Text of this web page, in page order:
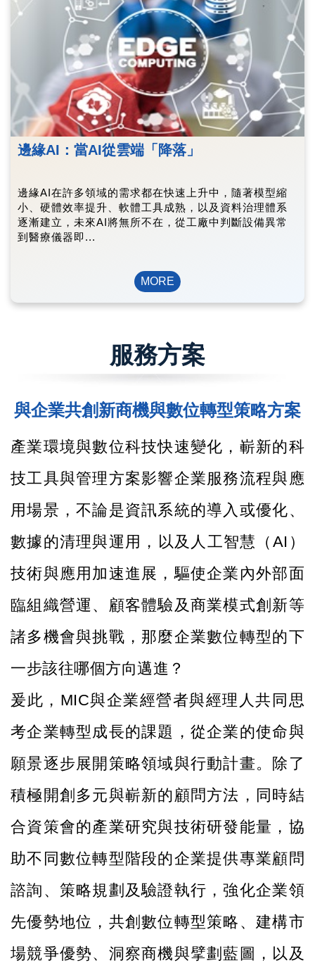
邊緣AI：當AI從雲端「降落」
邊緣AI在許多領域的需求都在快速上升中，隨著模型縮
小、硬體效率提升、軟體工具成熟，以及資料治理體系
逐漸建立，未來AI將無所不在，從工廠中判斷設備異常
到醫療儀器即...
MORE
服務方案
與企業共創新商機與數位轉型策略方案
產業環境與數位科技快速變化，嶄新的科
技工具與管理方案影響企業服務流程與應
用場景，不論是資訊系統的導入或優化、
數據的清理與運用，以及人工智慧（AI）
技術與應用加速進展，驅使企業內外部面
臨組織營運、顧客體驗及商業模式創新等
諸多機會與挑戰，那麼企業數位轉型的下
一步該往哪個方向邁進？
爰此，MIC與企業經營者與經理人共同思
考企業轉型成長的課題，從企業的使命與
願景逐步展開策略領域與行動計畫。除了
積極開創多元與嶄新的顧問方法，同時結
合資策會的產業研究與技術研發能量，協
助不同數位轉型階段的企業提供專業顧問
諮詢、策略規劃及驗證執行，強化企業領
先優勢地位，共創數位轉型策略、建構市
場競爭優勢、洞察商機與擘劃藍圖，以及